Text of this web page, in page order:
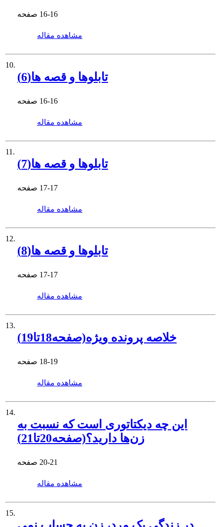
16-16
مشاهده مقاله
10.
تابلوها و قصه ها(6)
16-16
مشاهده مقاله
11.
تابلوها و قصه ها(7)
17-17
مشاهده مقاله
12.
تابلوها و قصه ها(8)
17-17
مشاهده مقاله
13.
خلاصه پرونده ویژه(صفحه18تا19)
18-19
مشاهده مقاله
14.
این چه دیکتاتوری است که نسبت به
زن‌ها دارید؟(صفحه20تا21)
20-21
مشاهده مقاله
15.